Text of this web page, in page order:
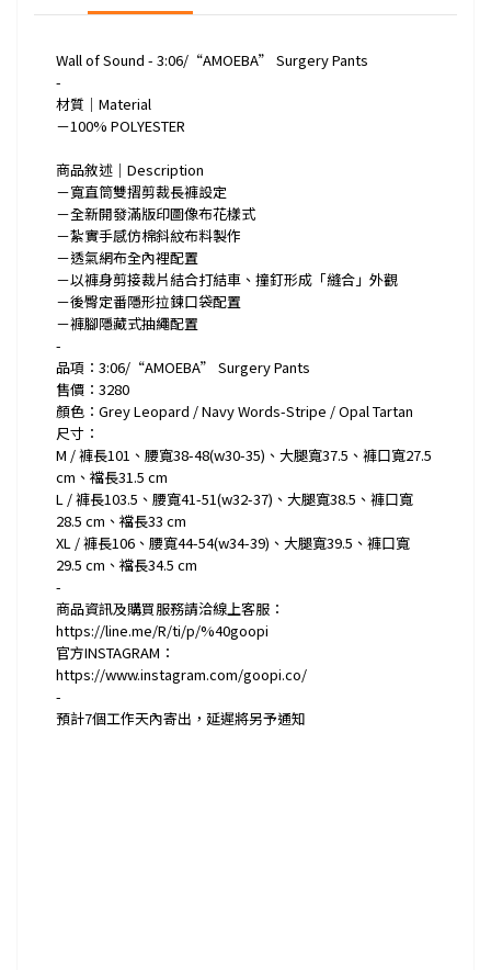
Wall of Sound - 3:06/“AMOEBA” Surgery Pants
-
材質｜Material
－100% POLYESTER
商品敘述｜Description
－寬直筒雙摺剪裁長褲設定
－全新開發滿版印圖像布花樣式
－紮實手感仿棉斜紋布料製作
－透氣網布全內裡配置
－以褲身剪接裁片結合打結車、撞釘形成「縫合」外觀
－後臀定番隱形拉鍊口袋配置
－褲腳隱藏式抽繩配置
-
品項：3:06/“AMOEBA” Surgery Pants
售價：3280
顏色：Grey Leopard / Navy Words-Stripe / Opal Tartan
尺寸：
M / 褲長101、腰寬38-48(w30-35)、大腿寬37.5、褲口寬27.5
cm、襠長31.5 cm
L / 褲長103.5、腰寬41-51(w32-37)、大腿寬38.5、褲口寬
28.5 cm、襠長33 cm
XL / 褲長106、腰寬44-54(w34-39)、大腿寬39.5、褲口寬
29.5 cm、襠長34.5 cm
-
商品資訊及購買服務請洽線上客服：
https://line.me/R/ti/p/%40goopi
官方INSTAGRAM：
https://www.instagram.com/goopi.co/
-
預計7個工作天內寄出，延遲將另予通知